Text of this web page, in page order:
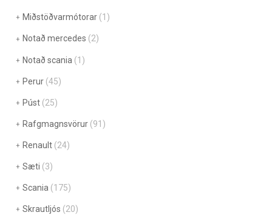
Miðstöðvarmótorar (1)
Notað mercedes (2)
Notað scania (1)
Perur (45)
Púst (25)
Rafgmagnsvörur (91)
Renault (24)
Sæti (3)
Scania (175)
Skrautljós (20)